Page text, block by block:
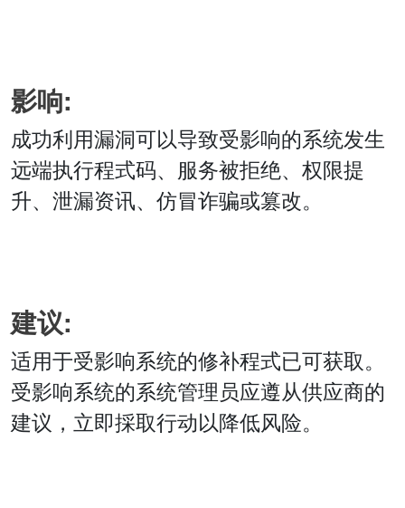
影响:
成功利用漏洞可以导致受影响的系统发生
远端执行程式码、服务被拒绝、权限提
升、泄漏资讯、仿冒诈骗或篡改。
建议:
适用于受影响系统的修补程式已可获取。
受影响系统的系统管理员应遵从供应商的
建议，立即採取行动以降低风险。